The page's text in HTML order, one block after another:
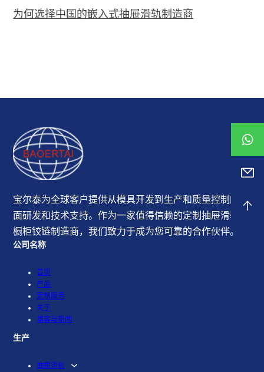
为何选择中国的嵌入式抽屉滑轨制造商
宝尔泰为全球客户提供从模具开发到生产和质量控制的全
面研发和技术支持。作为一家值得信赖的定制抽屉滑轨和
橱柜铰链制造商，我们致力于成为您可靠的合作伙伴。
公司名称
首页
产品
定制服务
关于
博客与新闻
生产
抽屉滑轨